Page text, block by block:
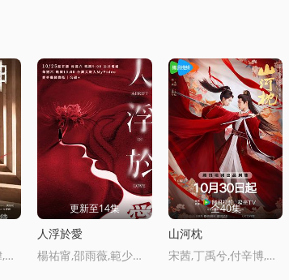
佘詩曼,譚耀文,陳煒,周嘉洛,許紹雄,馬貫東,蔣祖曼,戴祖儀,文頌嫻
更新至14集
人浮於愛
楊祐甯,邵雨薇,範少勛,宋蕓樺,簡嫚書
全40集
山河枕
宋茜,丁禹兮,付辛博,陳喬恩,梁雪峰,曹駿,周潔瓊,周大爲,丁嘉文,李歡,黃日瑩,孫藝甯,馬昊,徐沐嬋,安悅谿,韓雲雲,張天陽,王森,赫雷,馬夢唯,薑卓君,趙詩意,邵偉桐,丁映智,郎鵬,方曉莉,梁睿瓏